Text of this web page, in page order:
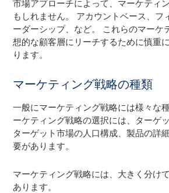
市場アプローチによって、マーケティ
もしれません。 アカウントベース、フ
ーダーシップ、など。 これらのマーケ
想的な顧客層にリーチするために慎重
ります。
マーケティング戦略の種類
一般にマーケティング戦略には様々な
ーケティング戦略の選択には、ターゲ
ターゲット市場の人口構成、製品の詳
要があります。
マーケティング戦略には、大きく分け
あります。